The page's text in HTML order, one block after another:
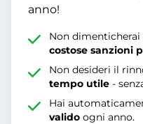
anno!
Non
costose sanzioni
Non desideri il
tempo utile -
Hai
valido ogni anno.